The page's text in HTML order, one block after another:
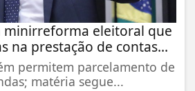
minirreforma eleitoral que
na prestação de contas...
permitem parcelamento de
matéria segue...